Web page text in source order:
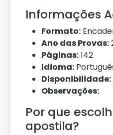
Informações
Formato:
Ano das Provas:
Páginas:142
Idioma:
Disponibilidade:
Observações:
Por que
apostila?